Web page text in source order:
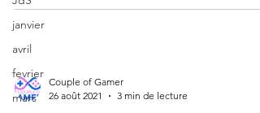
janvier
avril
fevrier
mars
Couple of Gamer
26 août 2021
3 min de lecture